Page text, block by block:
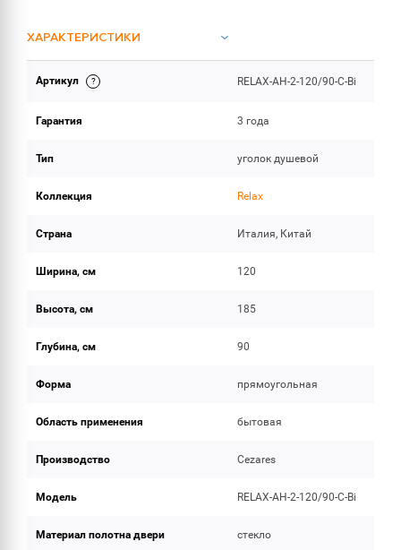
ХАРАКТЕРИСТИКИ
ОБЪЕМ ПОСТАВКИ
Артикул RELAX-AH-2-120/90-C-Bi
Гарантия 3 года
Тип уголок душевой
Коллекция Relax
Страна Италия, Китай
Ширина, см 120
Высота, см 185
Глубина, см 90
Форма прямоугольная
Область применения бытовая
Производство Cezares
Модель RELAX-AH-2-120/90-C-Bi
Материал полотна двери стекло